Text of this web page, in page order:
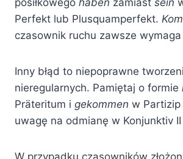
posiłkowego haben zamiast sein
Perfekt lub Plusquamperfekt.
czasownik ruchu zawsze wymaga
Inny błąd to niepoprawne
nieregularnych. Pamiętaj o formie
Präteritum i gekommen w Partizip
uwagę na odmianę w Konjunktiv II